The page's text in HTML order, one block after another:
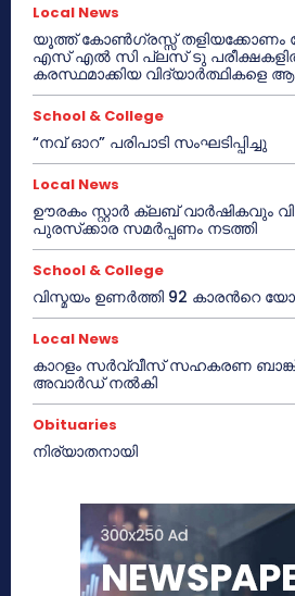
Local News
യൂത്ത് കോൺഗ്രസ്സ് തളിയക്കോണം
എസ് എൽ സി പ്ലസ് ടു
കരസ്ഥമാക്കിയ വിദ്യാർത്ഥികളെ
School & College
“നവ് ഓറ” പരിപാടി സംഘടിപ്പിച്ചു
Local News
ഊരകം സ്റ്റാർ ക്ലബ് വാർഷികവും
പുരസ്‌ക്കാര സമർപ്പണം നടത്തി
School & College
വിസ്മയം ഉണർത്തി 92 കാരൻറെ
Local News
കാറളം സർവ്വീസ് സഹകരണ ബാങ്ക്
അവാർഡ് നൽകി
Obituaries
നിര്യാതനായി